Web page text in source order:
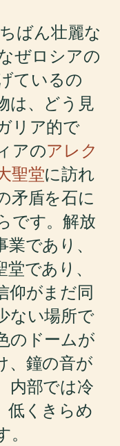
ばん壮麗な
ぜロシアの
ているの
は、どう見
リア的で
アのアレク
聖堂に訪れ
矛盾を石に
です。解放
であり、
であり、
仰がまだ同
ない場所で
のドームが
、鐘の音が
内部では冷
低くきらめ